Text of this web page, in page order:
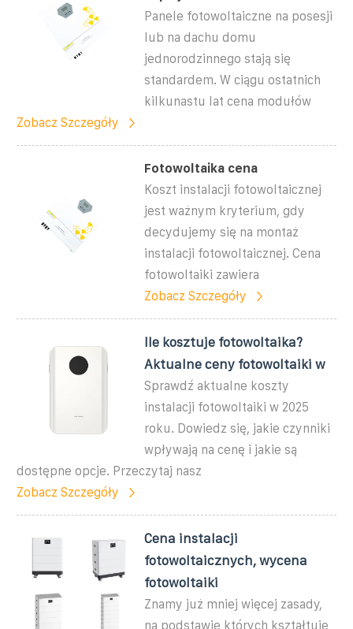
Panele fotowoltaiczne na posesji
lub na dachu domu
jednorodzinnego stają się
standardem. W ciągu ostatnich
kilkunastu lat cena modułów
Zobacz Szczegóły
Fotowoltaika cena
Koszt instalacji fotowoltaicznej
jest ważnym kryterium, gdy
decydujemy się na montaż
instalacji fotowoltaicznej. Cena
fotowoltaiki zawiera
Zobacz Szczegóły
Ile kosztuje fotowoltaika?
Aktualne ceny fotowoltaiki w
Sprawdź aktualne koszty
instalacji fotowoltaiki w 2025
roku. Dowiedz się, jakie czynniki
wpływają na cenę i jakie są
dostępne opcje. Przeczytaj nasz
Zobacz Szczegóły
Cena instalacji
fotowoltaicznych, wycena
fotowoltaiki
Znamy już mniej więcej zasady,
na podstawie których kształtuje